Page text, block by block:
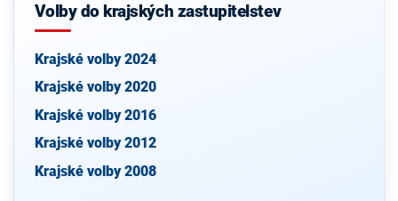
Volby do krajských zastupitelstev
Krajské volby 2024
Krajské volby 2020
Krajské volby 2016
Krajské volby 2012
Krajské volby 2008